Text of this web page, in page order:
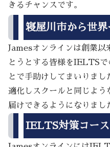
きるチャンスです。
寝屋川市から世
Jamesオンラインは創業以
とうとする皆様をIELTSで
とで手助けしてまいりま
適化しスクールと同じよう
届けできるようになりまし
IELTS対策コー